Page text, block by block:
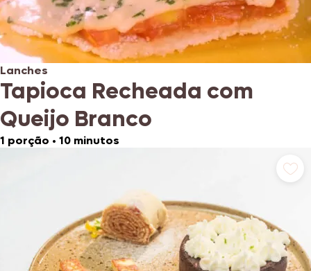
Lanches
Tapioca Recheada com
Queijo Branco
1 porção • 10 minutos